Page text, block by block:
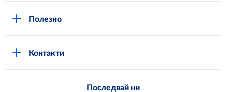
METRO AG
Полезно
Контакти
Последвай ни